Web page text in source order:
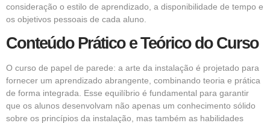
consideração o estilo de aprendizado, a disponibilidade de tempo e
os objetivos pessoais de cada aluno.
Conteúdo Prático e Teórico do Curso
O curso de papel de parede: a arte da instalação é projetado para
fornecer um aprendizado abrangente, combinando teoria e prática
de forma integrada. Esse equilíbrio é fundamental para garantir
que os alunos desenvolvam não apenas um conhecimento sólido
sobre os princípios da instalação, mas também as habilidades